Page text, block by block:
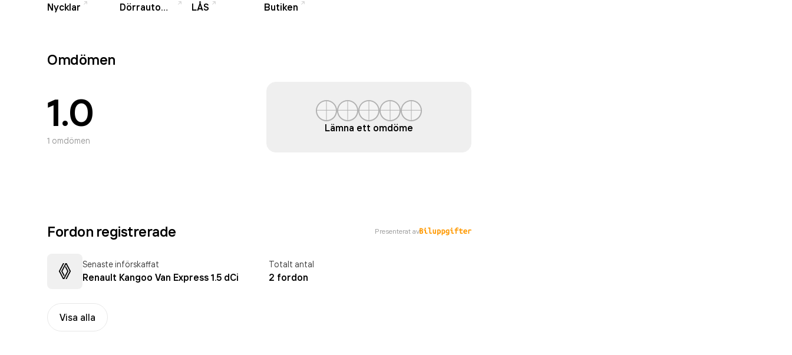
Nycklar Dörrautomatik LÅS Butiken
Omdömen
1.0
1 omdömen
Lämna ett omdöme
Fordon registrerade Presenterat av
Senaste införskaffat
Renault Kangoo Van Express 1.5 dCi
Totalt antal
2 fordon
Visa alla